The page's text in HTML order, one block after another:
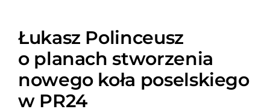
Łukasz Polinceusz
o planach stworzenia
nowego koła poselskiego
w PR24